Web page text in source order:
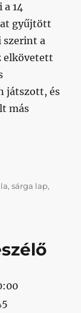
14
gyűjtött
szerint a
elkövetett
játszott, és
más
az egyik
,sárga lap,